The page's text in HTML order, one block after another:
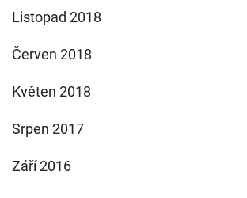
Listopad 2018
Červen 2018
Květen 2018
Srpen 2017
Září 2016